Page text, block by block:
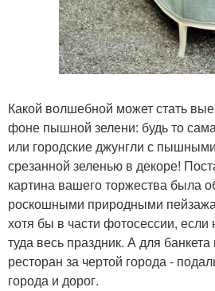
Какой волшебной может стать
фоне пышной зелени: будь то
или городские джунгли с
срезанной зеленью в декоре!
картина вашего торжества была
роскошными природными
хотя бы в части фотосессии, если
туда весь праздник. А для
ресторан за чертой города -
города и дорог.